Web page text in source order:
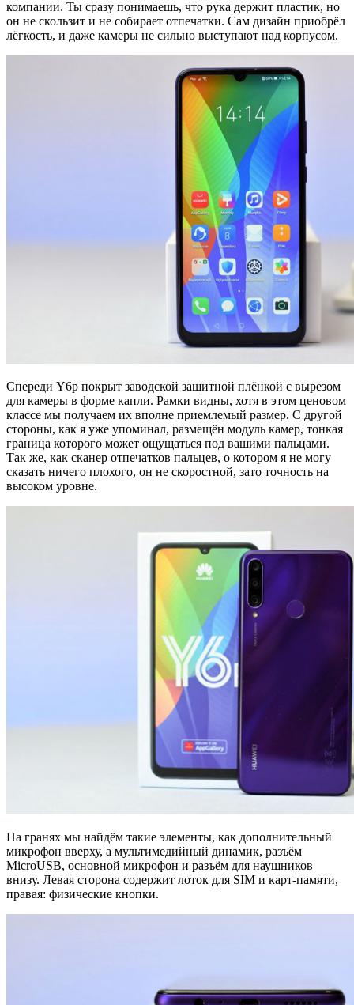
компании. Ты сразу понимаешь, что рука держит пластик, но
он не скользит и не собирает отпечатки. Сам дизайн приобрёл
лёгкость, и даже камеры не сильно выступают над корпусом.
Спереди Y6p покрыт заводской защитной плёнкой с вырезом
для камеры в форме капли. Рамки видны, хотя в этом ценовом
классе мы получаем их вполне приемлемый размер. С другой
стороны, как я уже упоминал, размещён модуль камер, тонкая
граница которого может ощущаться под вашими пальцами.
Так же, как сканер отпечатков пальцев, о котором я не могу
сказать ничего плохого, он не скоростной, зато точность на
высоком уровне.
На гранях мы найдём такие элементы, как дополнительный
микрофон вверху, а мультимедийный динамик, разъём
MicroUSB, основной микрофон и разъём для наушников
внизу. Левая сторона содержит лоток для SIM и карт-памяти,
правая: физические кнопки.